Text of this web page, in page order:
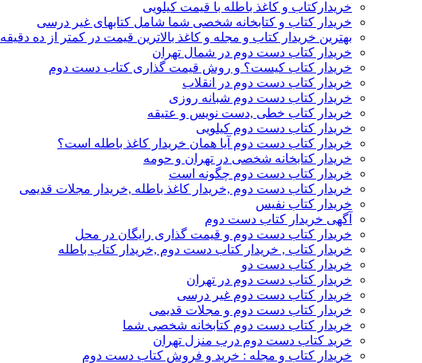
خریدارکتاب و کاغذ باطله با قیمت کیلویی
خریدار کتاب و کتابخانه شخصی شما شامل کتابهای غیر درسی
بهترین خریدار کتاب و مجله و کاغذ بالاترین قیمت در کمتر از ده دقیقه
خریدار کتاب دست دوم در شمال تهران
خریدار کتاب کیست؟ و روش قیمت گذاری کتاب دست دوم
خریدار کتاب دست دوم در انقلاب
خریدار کتاب دست دوم شبانه روزی
خریدار کتاب خطی ,دست نویس و عتیقه
خریدار کتاب دست دوم کیلویی
خریدار کتاب دست دوم آیا همان خریدار کاغذ باطله است؟
خریدار کتابخانه شخصی در تهران و حومه
خریدار کتاب دست دوم چگونه است
خریدار کتاب دست دوم ,خریدار کاغذ باطله ,خریدار مجلات قدیمی
خریدار کتاب نفیس
آگهی خریدار کتاب دست دوم
خریدار کتاب دست دوم و قیمت گذاری رایگان در محل
خریدار کتاب , خریدار کتاب دست دوم ,خریدار کتاب باطله
خریدار کتاب دست دو
خریدار کتاب دست دوم در تهران
خریدار کتاب دست دوم غیر درسی
خریدار کتاب دست دوم و مجلات قدیمی
خریدار کتاب دست دوم کتابخانه شخصی شما
خرید کتاب دست دوم درب منزل تهران
خریدار کتاب و مجله : خرید و فروش کتاب دست دوم